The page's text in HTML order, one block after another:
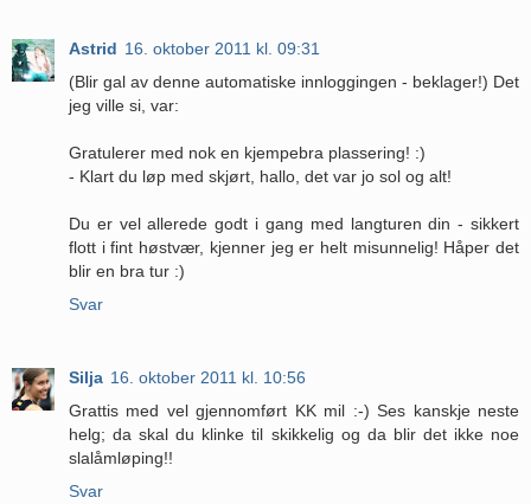
Astrid 16. oktober 2011 kl. 09:31
(Blir gal av denne automatiske innloggingen - beklager!) Det
jeg ville si, var:
Gratulerer med nok en kjempebra plassering! :)
- Klart du løp med skjørt, hallo, det var jo sol og alt!
Du er vel allerede godt i gang med langturen din - sikkert
flott i fint høstvær, kjenner jeg er helt misunnelig! Håper det
blir en bra tur :)
Svar
Silja 16. oktober 2011 kl. 10:56
Grattis med vel gjennomført KK mil :-) Ses kanskje neste
helg; da skal du klinke til skikkelig og da blir det ikke noe
slalåmløping!!
Svar